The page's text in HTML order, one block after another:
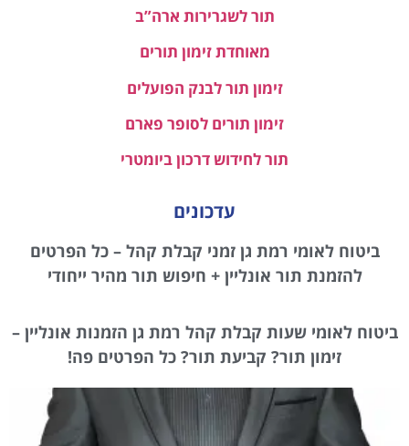
תור לשגרירות ארה”ב
מאוחדת זימון תורים
זימון תור לבנק הפועלים
זימון תורים לסופר פארם
תור לחידוש דרכון ביומטרי
עדכונים
ביטוח לאומי רמת גן זמני קבלת קהל – כל הפרטים
להזמנת תור אונליין + חיפוש תור מהיר ייחודי
ביטוח לאומי שעות קבלת קהל רמת גן הזמנות אונליין –
זימון תור? קביעת תור? כל הפרטים פה!